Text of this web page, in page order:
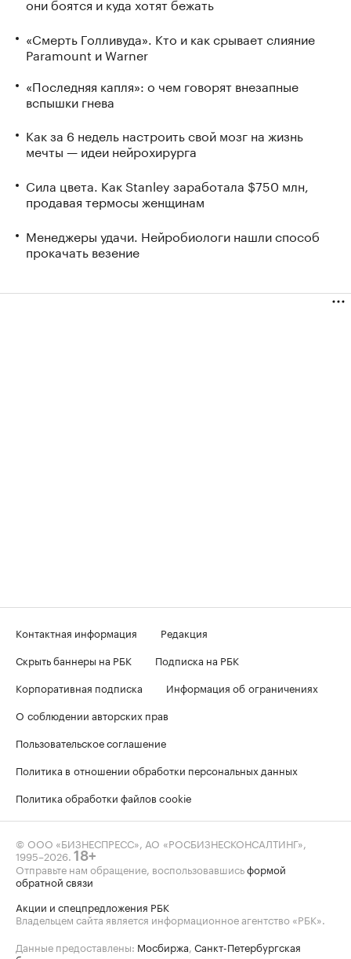
«Смерть Голливуда». Кто и как срывает слияние
Paramount и Warner
«Последняя капля»: о чем говорят внезапные
вспышки гнева
Как за 6 недель настроить свой мозг на жизнь
мечты — идеи нейрохирурга
Сила цвета. Как Stanley заработала $750 млн,
продавая термосы женщинам
Менеджеры удачи. Нейробиологи нашли способ
прокачать везение
Контактная информация
Редакция
Скрыть баннеры на РБК
Подписка на РБК
Корпоративная подписка
Информация об ограничениях
О соблюдении авторских прав
Пользовательское соглашение
Политика в отношении обработки персональных данных
Политика обработки файлов cookie
© ООО «БИЗНЕСПРЕСС», АО «РОСБИЗНЕСКОНСАЛТИНГ»,
1995–2026. 18+
Отправьте нам обращение, воспользовавшисьформой
обратной связи
Акции и спецпредложения РБК
Владельцем сайта является информационное агентство «РБК».
Данные предоставлены: Мосбиржа, Санкт-Петербургская